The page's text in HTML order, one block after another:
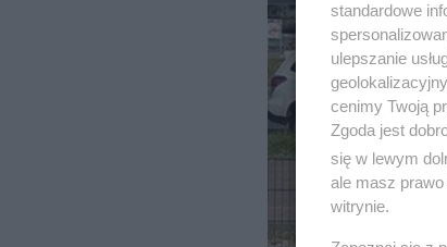
standardowe
ulepszanie
cenimy Twoją
Zgoda jest
się w lewym
ale masz
witrynie.